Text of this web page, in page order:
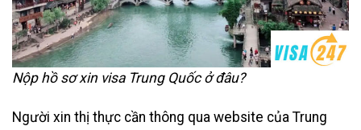
Nộp hồ sơ xin visa Trung Quốc ở đâu?
Người xin thị thực cần thông qua website của Trung